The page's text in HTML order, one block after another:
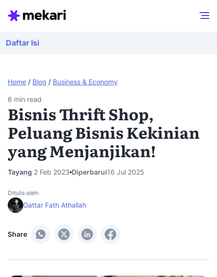
Home / Blog / Business & Economy
Daftar Isi
6 min read
Bisnis Thrift Shop,
Peluang Bisnis Kekinian
yang Menjanjikan!
Tayang 2 Feb 2023 Diperbarui16 Jul 2025
Share
Ditulis oleh:
Gattar Fath Athallah